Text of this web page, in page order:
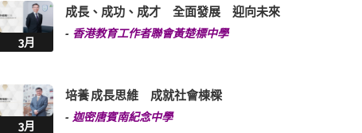
3月
成長、成功、成才 全面發展 迎向未來
- 香港教育工作者聯會黃楚標中學
3月
培養 成長思維 成就社會棟樑
-迦密唐賓南紀念中學